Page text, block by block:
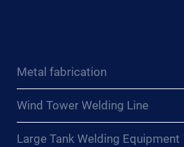
SOLDADURA{:}
{:DE}ENTHÜLLUNG
DES
IE W
Metal fabrication
Wind Tower Welding Line
Large Tank Welding Equipment